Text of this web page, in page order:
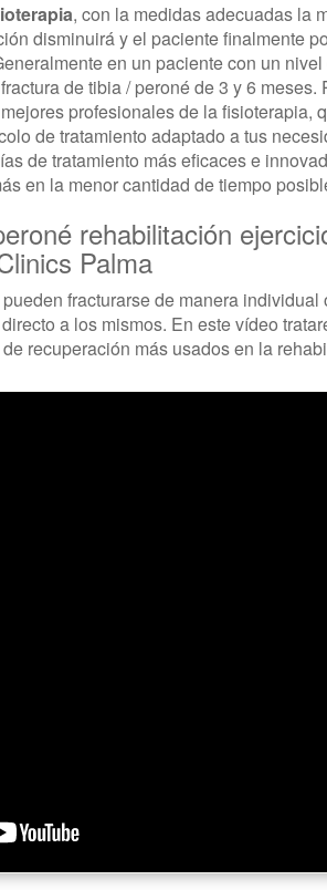
, con la medidas adecuadas la
disminuirá y el paciente finalmente
en un paciente con un
de tibia / peroné de 3 y 6 meses.
profesionales de la fisioterapia,
de tratamiento adaptado a tus
de tratamiento más eficaces e
en la menor cantidad de tiempo
rehabilitación
Palma
fracturarse de manera
a los mismos. En este vídeo
recuperación más usados en la